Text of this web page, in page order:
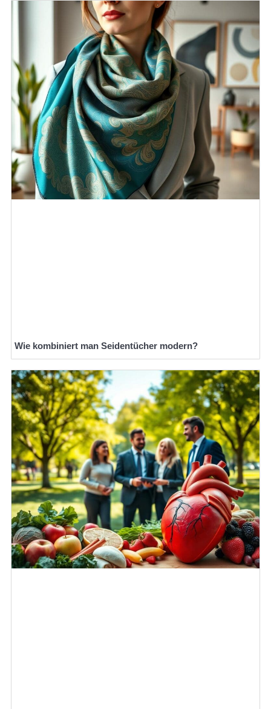
Wie kombiniert man Seidentücher modern?